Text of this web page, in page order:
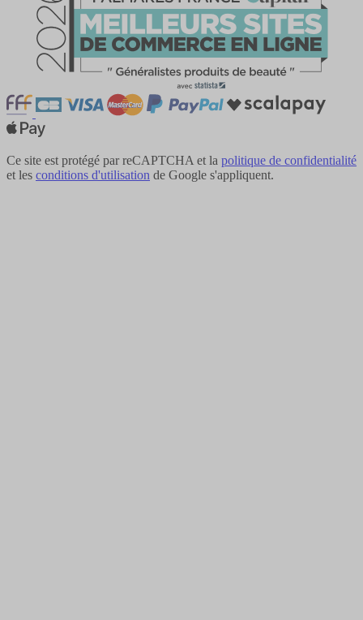
Ce site est protégé par reCAPTCHA et la politique de confidentialité
et les conditions d'utilisation de Google s'appliquent.